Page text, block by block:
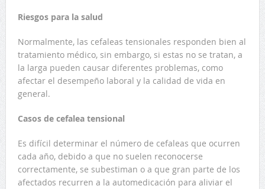
Riesgos para la salud
Normalmente, las cefaleas tensionales responden bien al
tratamiento médico, sin embargo, si estas no se tratan, a
la larga pueden causar diferentes problemas, como
afectar el desempeño laboral y la calidad de vida en
general.
Casos de cefalea tensional
Es difícil determinar el número de cefaleas que ocurren
cada año, debido a que no suelen reconocerse
correctamente, se subestiman o a que gran parte de los
afectados recurren a la automedicación para aliviar el